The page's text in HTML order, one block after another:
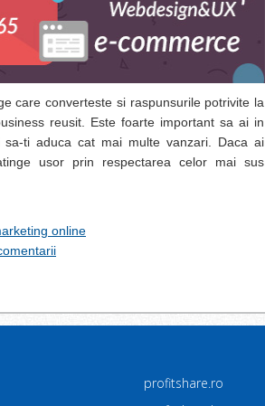
care converteste si raspunsurile potrivite la
reusit. Este foarte important sa ai in
ti aduca cat mai multe vanzari. Daca ai
usor prin respectarea celor mai sus
online
profitshare.ro